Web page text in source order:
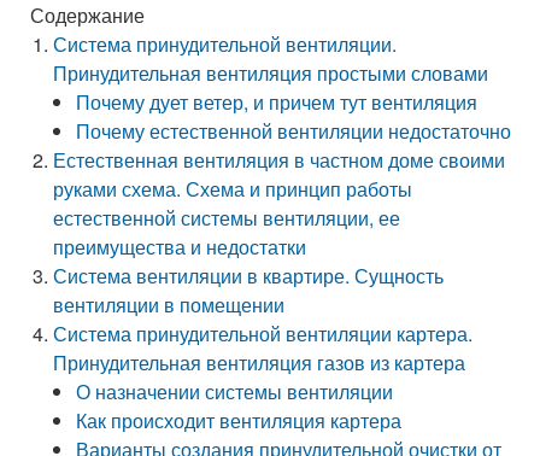
Содержание
Система принудительной вентиляции.
Принудительная вентиляция простыми словами
Почему дует ветер, и причем тут вентиляция
Почему естественной вентиляции недостаточно
Естественная вентиляция в частном доме своими
руками схема. Схема и принцип работы
естественной системы вентиляции, ее
преимущества и недостатки
Система вентиляции в квартире. Сущность
вентиляции в помещении
Система принудительной вентиляции картера.
Принудительная вентиляция газов из картера
О назначении системы вентиляции
Как происходит вентиляция картера
Варианты создания принудительной очистки от